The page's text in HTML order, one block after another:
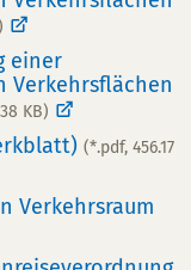
einer
Verkehrsflächen
KB)
(*.pdf, 456.17
Verkehrsraum